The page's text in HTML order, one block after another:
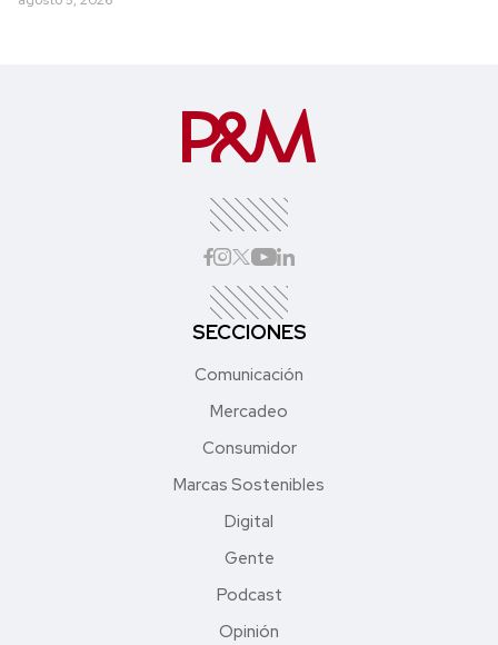
SECCIONES
Comunicación
Mercadeo
Consumidor
Marcas Sostenibles
Digital
Gente
Podcast
Opinión